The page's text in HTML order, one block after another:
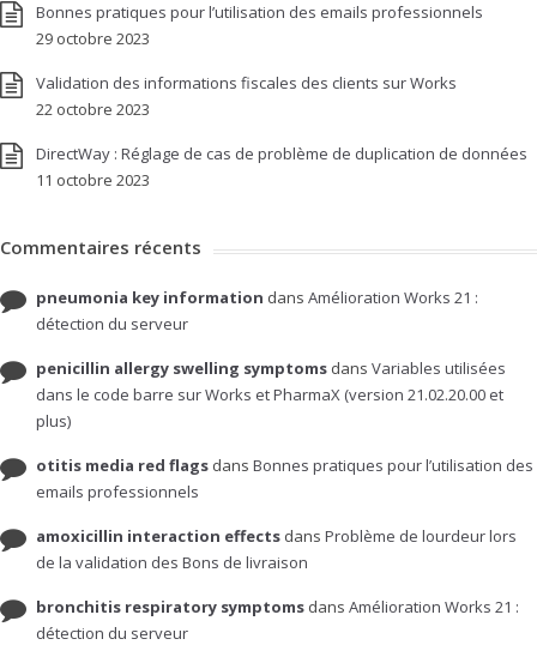
Bonnes pratiques pour l’utilisation des emails professionnels
29 octobre 2023
Validation des informations fiscales des clients sur Works
22 octobre 2023
DirectWay : Réglage de cas de problème de duplication de données
11 octobre 2023
Commentaires récents
pneumonia key information dans Amélioration Works 21 :
détection du serveur
penicillin allergy swelling symptoms dans Variables utilisées
dans le code barre sur Works et PharmaX (version 21.02.20.00 et
plus)
otitis media red flags dans Bonnes pratiques pour l’utilisation des
emails professionnels
amoxicillin interaction effects dans Problème de lourdeur lors
de la validation des Bons de livraison
bronchitis respiratory symptoms dans Amélioration Works 21 :
détection du serveur